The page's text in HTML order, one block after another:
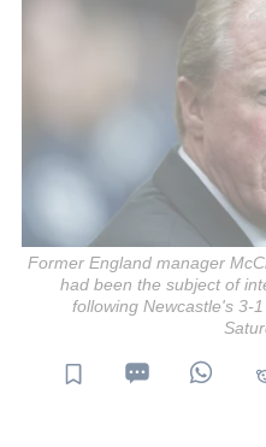
Former England manager
had been the subject of
following Newcastle's 3-